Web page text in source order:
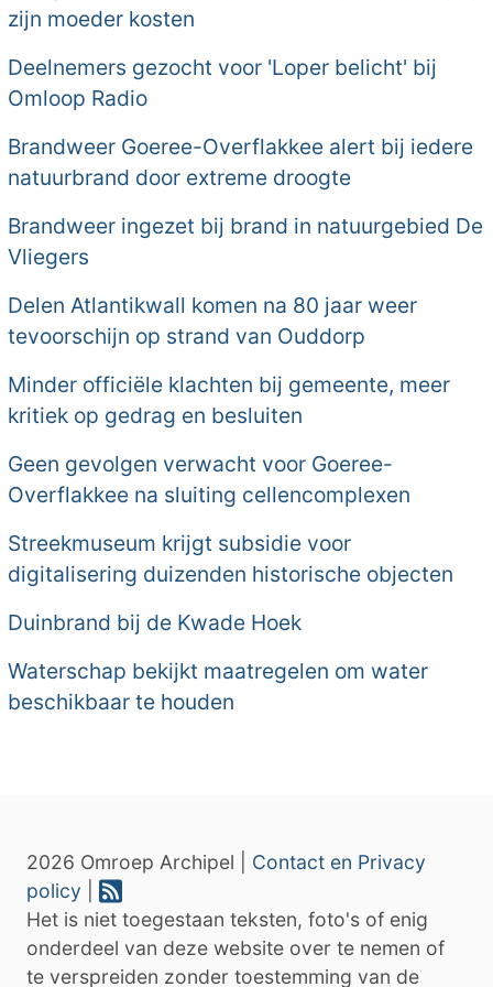
zijn moeder kosten
Deelnemers gezocht voor 'Loper belicht' bij
Omloop Radio
Brandweer Goeree-Overflakkee alert bij iedere
natuurbrand door extreme droogte
Brandweer ingezet bij brand in natuurgebied De
Vliegers
Delen Atlantikwall komen na 80 jaar weer
tevoorschijn op strand van Ouddorp
Minder officiële klachten bij gemeente, meer
kritiek op gedrag en besluiten
Geen gevolgen verwacht voor Goeree-
Overflakkee na sluiting cellencomplexen
Streekmuseum krijgt subsidie voor
digitalisering duizenden historische objecten
Duinbrand bij de Kwade Hoek
Waterschap bekijkt maatregelen om water
beschikbaar te houden
2026 Omroep Archipel | Contact en Privacy
policy
Het is niet toegestaan teksten, foto's of enig
onderdeel van deze website over te nemen of
te verspreiden zonder toestemming van de